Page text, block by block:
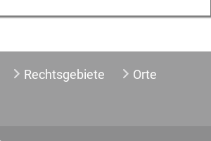
Rechtsgebiete
Orte